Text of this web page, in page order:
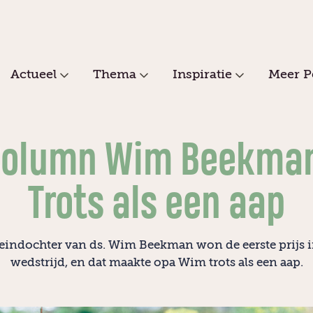
Actueel Thema Inspiratie Meer
Wim
Trots als een aap
van ds. Wim Beekman won de eerste prijs
wedstrijd, en dat maakte opa Wim trots als een aap.